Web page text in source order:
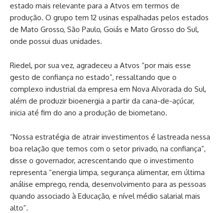
estado mais relevante para a Atvos em termos de
produção. O grupo tem 12 usinas espalhadas pelos estados
de Mato Grosso, São Paulo, Goiás e Mato Grosso do Sul,
onde possui duas unidades.
Riedel, por sua vez, agradeceu a Atvos “por mais esse
gesto de confiança no estado”, ressaltando que o
complexo industrial da empresa em Nova Alvorada do Sul,
além de produzir bioenergia a partir da cana-de-açúcar,
inicia até fim do ano a produção de biometano.
“Nossa estratégia de atrair investimentos é lastreada nessa
boa relação que temos com o setor privado, na confiança”,
disse o governador, acrescentando que o investimento
representa “energia limpa, segurança alimentar, em última
análise emprego, renda, desenvolvimento para as pessoas
quando associado à Educação, e nível médio salarial mais
alto”.